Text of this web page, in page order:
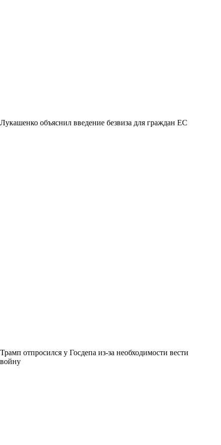
Лукашенко объяснил введение безвиза для граждан ЕС
Трамп отпросился у Госдепа из-за необходимости вести
войну